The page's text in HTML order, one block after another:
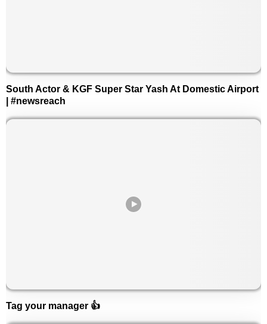
South Actor & KGF Super Star Yash At Domestic Airport
| #newsreach
Tag your manager 👍